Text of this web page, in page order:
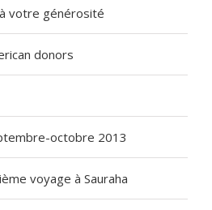
votre générosité
donors
octobre 2013
voyage à Sauraha